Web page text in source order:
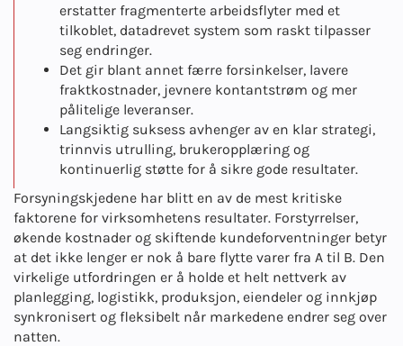
erstatter fragmenterte arbeidsflyter med et
tilkoblet, datadrevet system som raskt tilpasser
seg endringer.
Det gir blant annet færre forsinkelser, lavere
fraktkostnader, jevnere kontantstrøm og mer
pålitelige leveranser.
Langsiktig suksess avhenger av en klar strategi,
trinnvis utrulling, brukeropplæring og
kontinuerlig støtte for å sikre gode resultater.
Forsyningskjedene har blitt en av de mest kritiske
faktorene for virksomhetens resultater. Forstyrrelser,
økende kostnader og skiftende kundeforventninger betyr
at det ikke lenger er nok å bare flytte varer fra A til B. Den
virkelige utfordringen er å holde et helt nettverk av
planlegging, logistikk, produksjon, eiendeler og innkjøp
synkronisert og fleksibelt når markedene endrer seg over
natten.